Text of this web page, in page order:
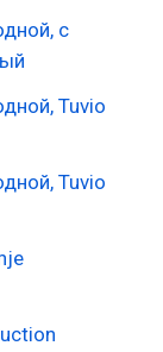
с
Tuvio
Tuvio